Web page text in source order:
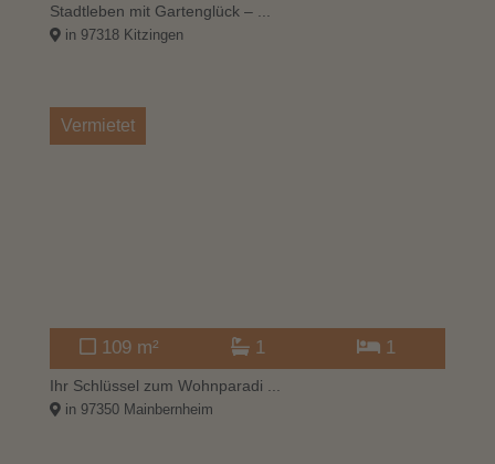
Stadtleben mit Gartenglück – ...
in 97318 Kitzingen
Vermietet
109 m² 1 1
Ihr Schlüssel zum Wohnparadi ...
in 97350 Mainbernheim